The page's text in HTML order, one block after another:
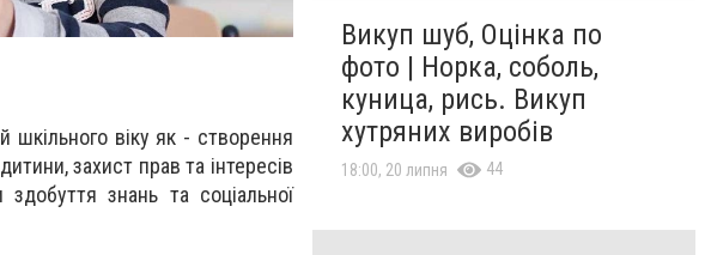
шкільного віку як - створення
захист прав та інтересів
знань та соціальної
Викуп шуб, Оцінка по
фото | Норка, соболь,
куница, рись. Викуп
хутряних виробів
18:00, 20 липня 44